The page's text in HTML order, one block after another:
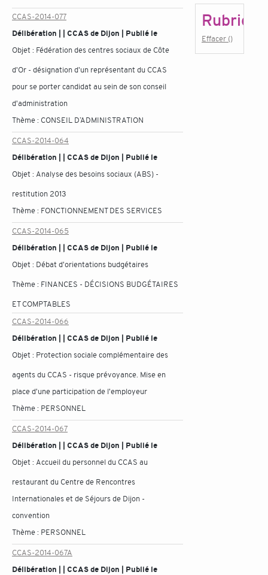
CCAS-2014-077
Délibération | | CCAS de Dijon | Publié le
Objet : Fédération des centres sociaux de Côte
d'Or - désignation d'un représentant du CCAS
pour se porter candidat au sein de son conseil
d'administration
Thème : CONSEIL D’ADMINISTRATION
CCAS-2014-064
Délibération | | CCAS de Dijon | Publié le
Objet : Analyse des besoins sociaux (ABS) -
restitution 2013
Thème : FONCTIONNEMENT DES SERVICES
CCAS-2014-065
Délibération | | CCAS de Dijon | Publié le
Objet : Débat d'orientations budgétaires
Thème : FINANCES - DÉCISIONS BUDGÉTAIRES
ET COMPTABLES
CCAS-2014-066
Délibération | | CCAS de Dijon | Publié le
Objet : Protection sociale complémentaire des
agents du CCAS - risque prévoyance. Mise en
place d'une participation de l'employeur
Thème : PERSONNEL
CCAS-2014-067
Délibération | | CCAS de Dijon | Publié le
Objet : Accueil du personnel du CCAS au
restaurant du Centre de Rencontres
Internationales et de Séjours de Dijon -
convention
Thème : PERSONNEL
CCAS-2014-067A
Délibération | | CCAS de Dijon | Publié le
Rubrique
Effacer ()